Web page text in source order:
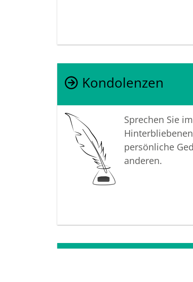
Kondolenzen
Sprechen Sie
persönliche
anderen.